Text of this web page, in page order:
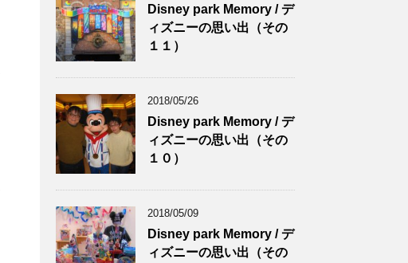
Disney park Memory / デ
ィズニーの思い出（その
１１）
2018/05/26
Disney park Memory / デ
ィズニーの思い出（その
１０）
2018/05/09
Disney park Memory / デ
ィズニーの思い出（その